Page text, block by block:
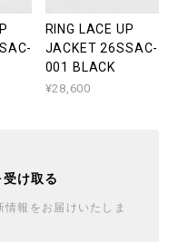
RING LACE UP
JACKET 26SSAC-
001 BLACK
¥28,600
け取る
報をお届けいたしま